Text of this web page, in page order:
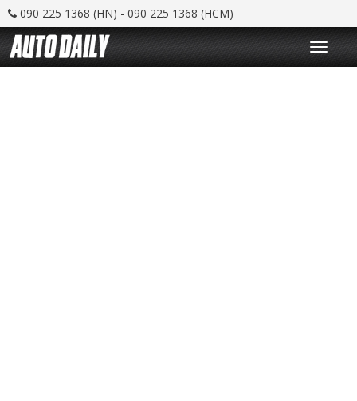
090 225 1368 (HN) - 090 225 1368 (HCM)
T
o
g